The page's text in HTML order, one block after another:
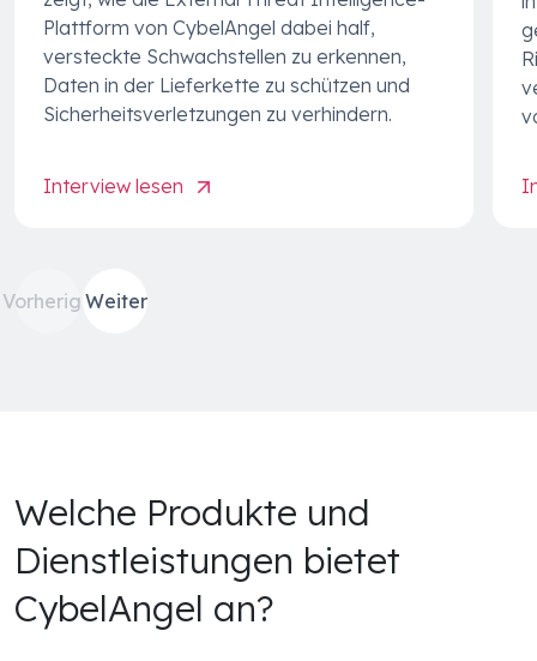
Plattform von CybelAngel dabei half,
versteckte Schwachstellen zu erkennen,
Daten in der Lieferkette zu schützen und
Sicherheitsverletzungen zu verhindern.
Interview lesen
VorherigeWeiter
Welche Produkte und
Dienstleistungen bietet
CybelAngel an?